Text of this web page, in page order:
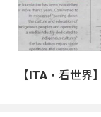
【ITA・看世界